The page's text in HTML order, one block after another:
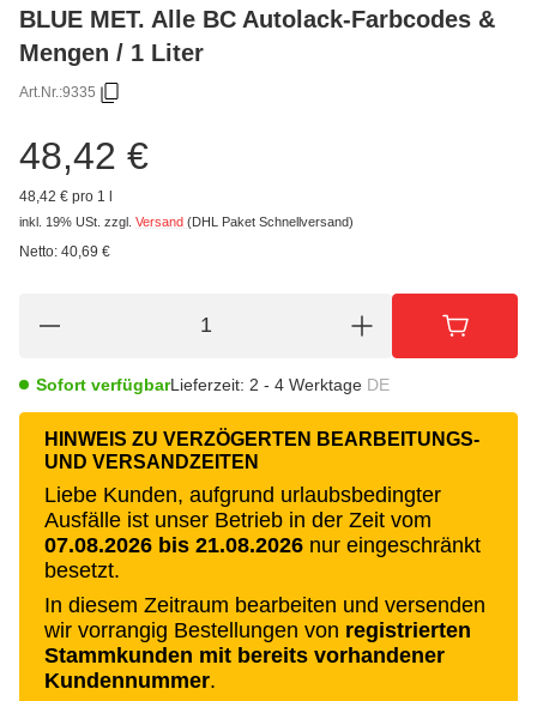
BLUE MET. Alle BC Autolack-Farbcodes &
Mengen / 1 Liter
Art.Nr.:9335
48,42 €
48,42 € pro 1 l
inkl. 19% USt. zzgl. Versand (DHL Paket Schnellversand)
Netto: 40,69 €
Sofort verfügbarLieferzeit: 2 - 4 Werktage DE
HINWEIS ZU VERZÖGERTEN BEARBEITUNGS-
UND VERSANDZEITEN
Liebe Kunden, aufgrund urlaubsbedingter
Ausfälle ist unser Betrieb in der Zeit vom
07.08.2026 bis 21.08.2026 nur eingeschränkt
besetzt.
In diesem Zeitraum bearbeiten und versenden
wir vorrangig Bestellungen von registrierten
Stammkunden mit bereits vorhandener
Kundennummer.